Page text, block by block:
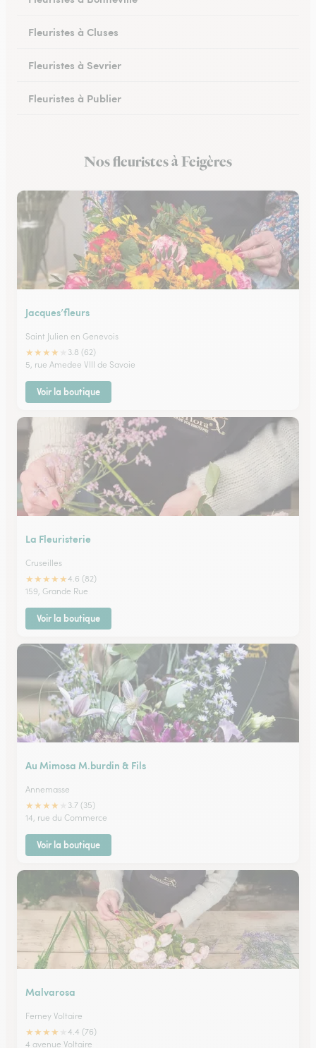
Fleuristes à Cluses
Fleuristes à Sevrier
Fleuristes à Publier
Fleuristes à Abondance
Nos fleuristes à Feigères
Jacques’fleurs
Saint Julien en Genevois
★★★★
3.8 (62)
5, rue Amedee VIII de Savoie
Voir la boutique
La Fleuristerie
Cruseilles
★★★★★4.6 (82)
159, Grande Rue
Voir la boutique
Au Mimosa M.burdin & Fils
Annemasse
★★★★
3.7 (35)
14, rue du Commerce
Voir la boutique
Malvarosa
Ferney Voltaire
★★★★
4.4 (76)
4 avenue Voltaire